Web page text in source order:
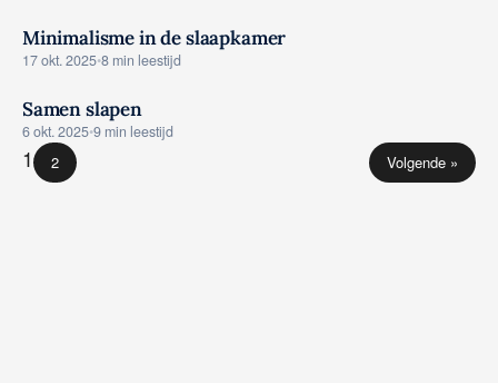
ADVIES
Minimalisme in de slaapkamer
17 okt. 2025•8 min leestijd
ADVIES
Samen slapen
6 okt. 2025•9 min leestijd
1 2 Volgende »